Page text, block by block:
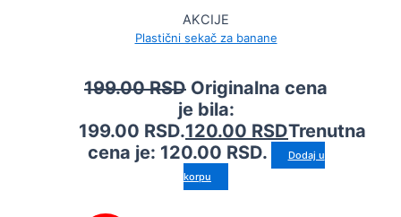
AKCIJE
Plastični sekač za banane
199.00RSD Originalna cena
je bila:
199.00 RSD.120.00 RSDTrenutna
cena je: 120.00 RSD.
Dodaj u
korpu